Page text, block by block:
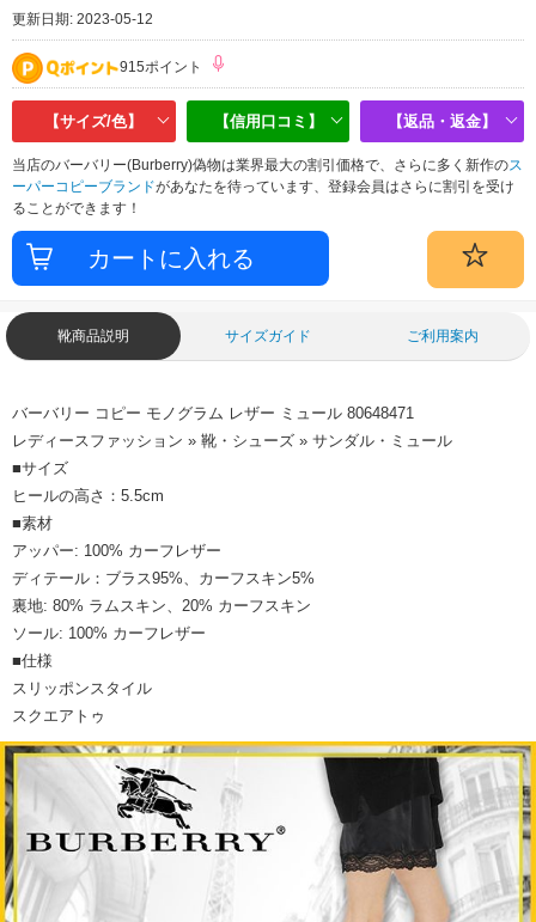
更新日期: 2023-05-12
915ポイント
【サイズ/色】 【信用口コミ】 【返品・返金】
当店のバーバリー(Burberry)偽物は業界最大の割引価格で、さらに多く新作のス
ーパーコピーブランドがあなたを待っています、登録会員はさらに割引を受け
ることができます！
靴商品説明 サイズガイド ご利用案内
バーバリー コピー モノグラム レザー ミュール 80648471
レディースファッション » 靴・シューズ » サンダル・ミュール
■サイズ
ヒールの高さ：5.5cm
■素材
アッパー: 100% カーフレザー
ディテール：ブラス95%、カーフスキン5%
裏地: 80% ラムスキン、20% カーフスキン
ソール: 100% カーフレザー
■仕様
スリッポンスタイル
スクエアトゥ